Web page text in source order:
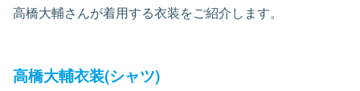
高橋大輔さんが着用する衣装をご紹介します。
高橋大輔衣装(シャツ)